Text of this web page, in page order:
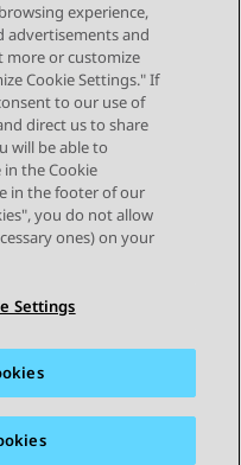
Volgend onderwerp
Privacy
Toegankelijkheid
experience,
advertisements and
more or customize
Cookie Settings." If
to our use of
direct us to share
will be able to
the Cookie
in the footer of our
you do not allow
ones) on your
Settings